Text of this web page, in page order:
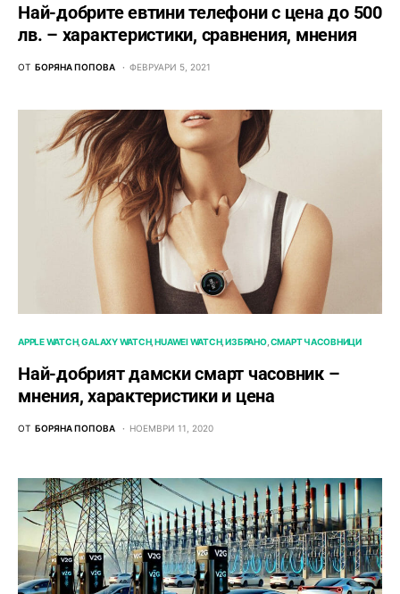
Най-добрите евтини телефони с ценa до 500
лв. – характeристики, сравнения, мнения
ОТ БОРЯНА ПОПОВА ФЕВРУАРИ 5, 2021
APPLE WATCH GALAXY WATCH HUAWEI WATCH ИЗБРАНО СМАРТ ЧАСОВНИЦИ
Най-добрият дамски смарт часовник –
мнения, характеристики и цена
ОТ БОРЯНА ПОПОВА НОЕМВРИ 11, 2020